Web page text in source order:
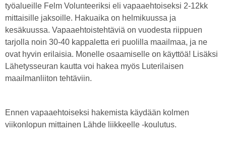
työalueille Felm Volunteeriksi eli vapaaehtoiseksi 2-12kk
mittaisille jaksoille. Hakuaika on helmikuussa ja
kesäkuussa. Vapaaehtoistehtäviä on vuodesta riippuen
tarjolla noin 30-40 kappaletta eri puolilla maailmaa, ja ne
ovat hyvin erilaisia. Monelle osaamiselle on käyttöä! Lisäksi
Lähetysseuran kautta voi hakea myös Luterilaisen
maailmanliiton tehtäviin.
Ennen vapaaehtoiseksi hakemista käydään kolmen
viikonlopun mittainen Lähde liikkeelle -koulutus.